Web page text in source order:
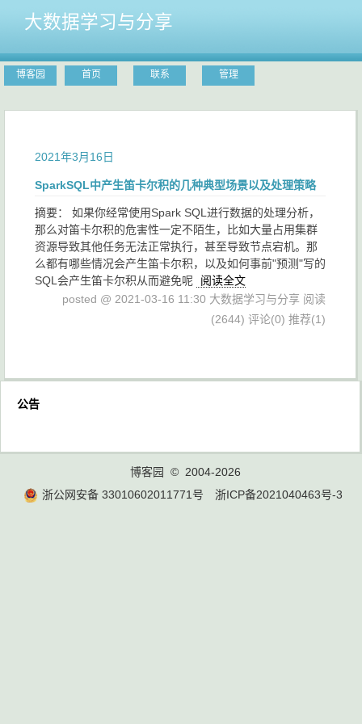
大数据学习与分享
博客园 首页 联系 管理
2021年3月16日
SparkSQL中产生笛卡尔积的几种典型场景以及处理策略
摘要： 如果你经常使用Spark SQL进行数据的处理分析，
那么对笛卡尔积的危害性一定不陌生，比如大量占用集群
资源导致其他任务无法正常执行，甚至导致节点宕机。那
么都有哪些情况会产生笛卡尔积，以及如何事前"预测"写的
SQL会产生笛卡尔积从而避免呢
阅读全文
posted @ 2021-03-16 11:30 大数据学习与分享 阅读
(2644) 评论(0) 推荐(1)
公告
博客园
© 2004-2026
浙公网安备 33010602011771号
浙ICP备2021040463号-3